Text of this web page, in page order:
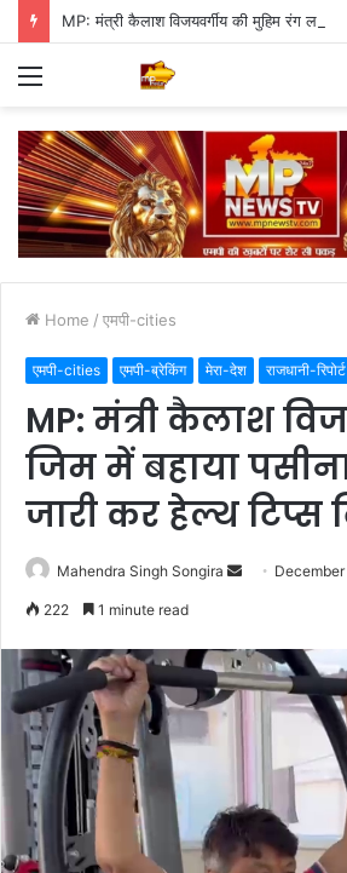
Menu
Home / एमपी-cities
एमपी-cities एमपी-ब्रेकिंग मेरा-देश राजधानी-रिपोर्ट
MP: मंत्री कैलाश
जिम में बहाया
जारी कर हेल्थ टिप्स
Mahendra Singh Songira
Send
222 1 minute read